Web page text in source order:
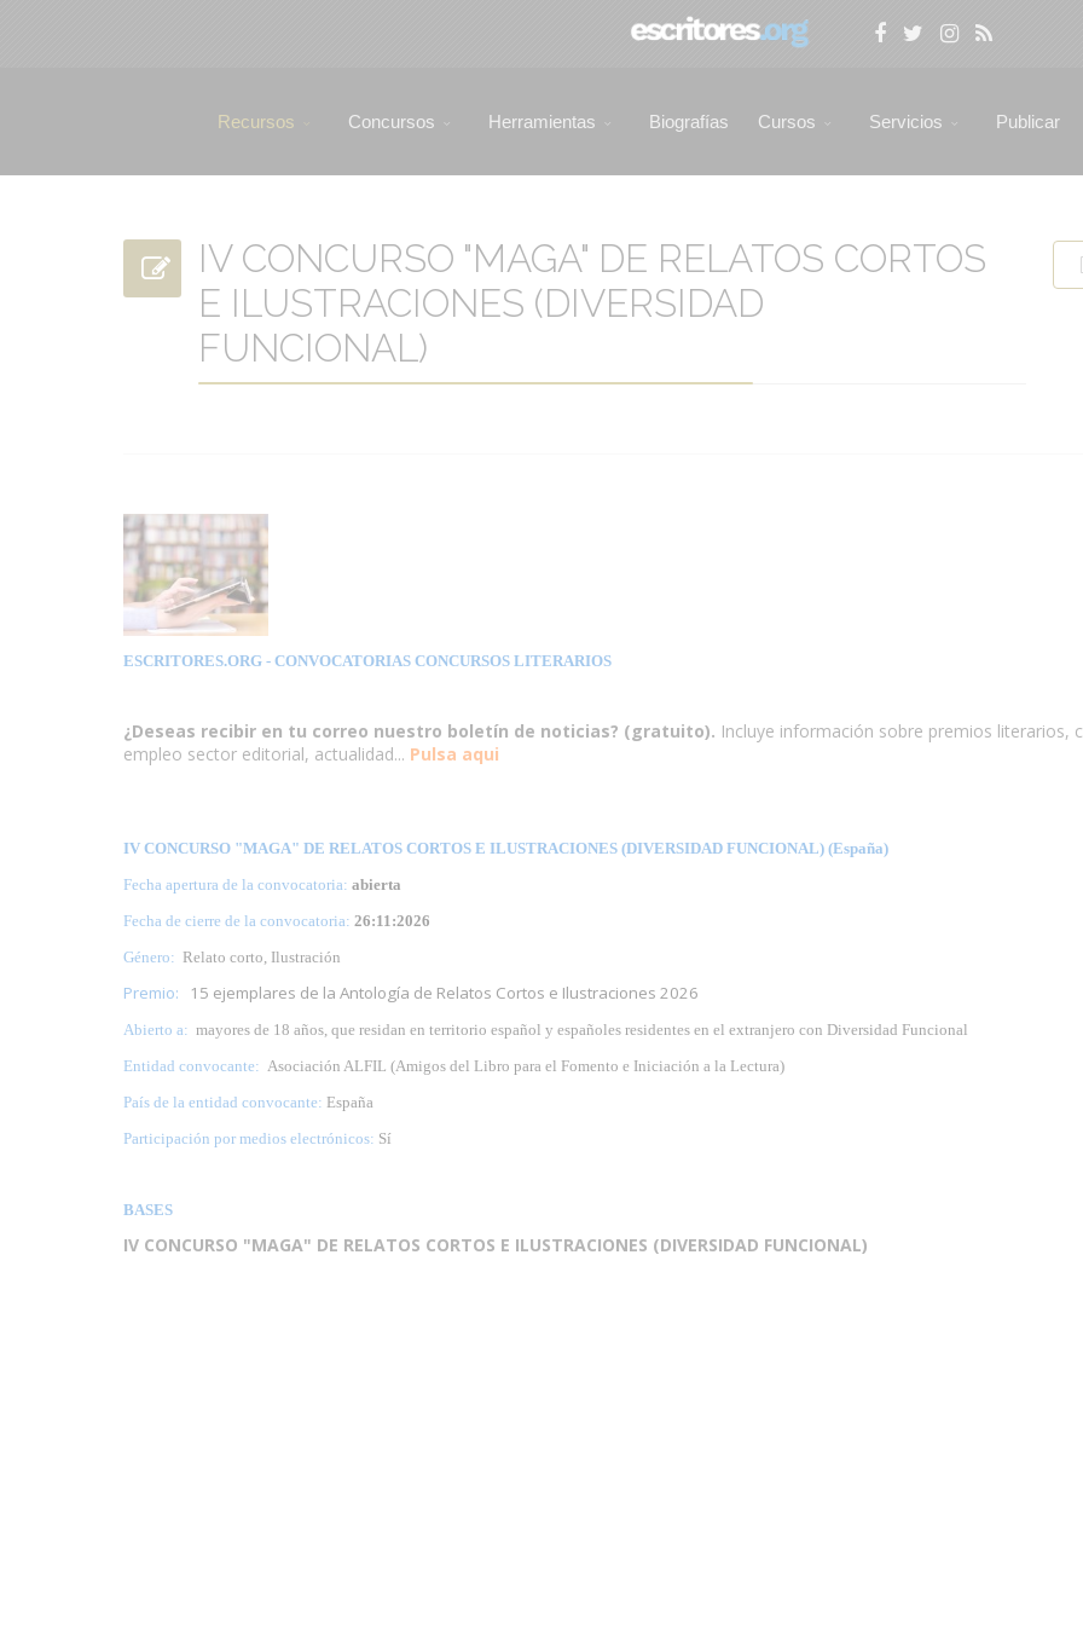
Recursos Concursos Herramientas Biografías Cursos Servicios Publicar
IV CONCURSO "MAGA" DE RELATOS CORTOS
E ILUSTRACIONES (DIVERSIDAD
FUNCIONAL)
ESCRITORES.ORG - CONVOCATORIAS CONCURSOS LITERARIOS
¿Deseas recibir en tu correo nuestro boletín de noticias? (gratuito). Incluye información sobre premios literarios,
empleo sector editorial, actualidad... Pulsa aqui
IV CONCURSO "MAGA" DE RELATOS CORTOS E ILUSTRACIONES (DIVERSIDAD FUNCIONAL) (España)
Fecha apertura de la convocatoria: abierta
Fecha de cierre de la convocatoria: 26:11:2026
Género: Relato corto, Ilustración
Premio: 15 ejemplares de la Antología de Relatos Cortos e Ilustraciones 2026
Abierto a: mayores de 18 años, que residan en territorio español y españoles residentes en el extranjero con Diversidad Funcional
Entidad convocante: Asociación ALFIL (Amigos del Libro para el Fomento e Iniciación a la Lectura)
País de la entidad convocante: España
Participación por medios electrónicos: Sí
BASES
IV CONCURSO "MAGA" DE RELATOS CORTOS E ILUSTRACIONES (DIVERSIDAD FUNCIONAL)